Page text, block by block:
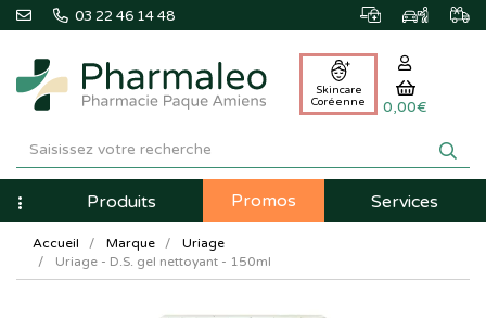
03 22 46 14 48
Pharmaleo
Pharmacie
Paque
Amiens
Skincare
Coréenne
0,00€
NavigationProduits Promos Services
Accueil Marque
Uriage
Uriage - D.S. gel nettoyant - 150ml